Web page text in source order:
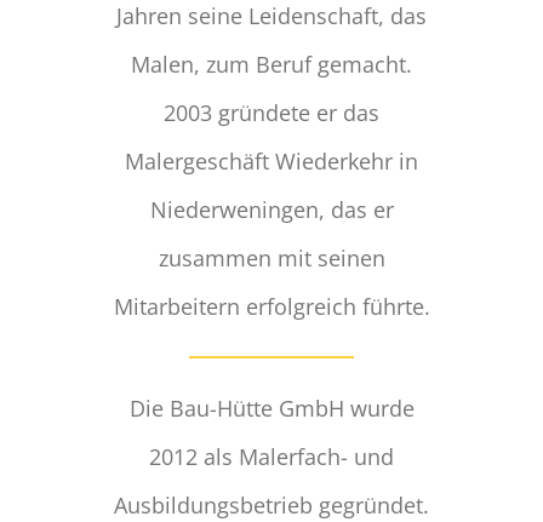
Jahren seine Leidenschaft, das
Malen, zum Beruf gemacht.
2003 gründete er das
Malergeschäft Wiederkehr in
Niederweningen, das er
zusammen mit seinen
Mitarbeitern erfolgreich führte.
Die Bau-Hütte GmbH wurde
2012 als Malerfach- und
Ausbildungsbetrieb gegründet.